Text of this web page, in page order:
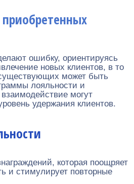
ошибку, ориентируясь
новых клиентов, в то
может быть
лояльности и
могут
удержания клиентов.
которая поощряет
и стимулирует повторные